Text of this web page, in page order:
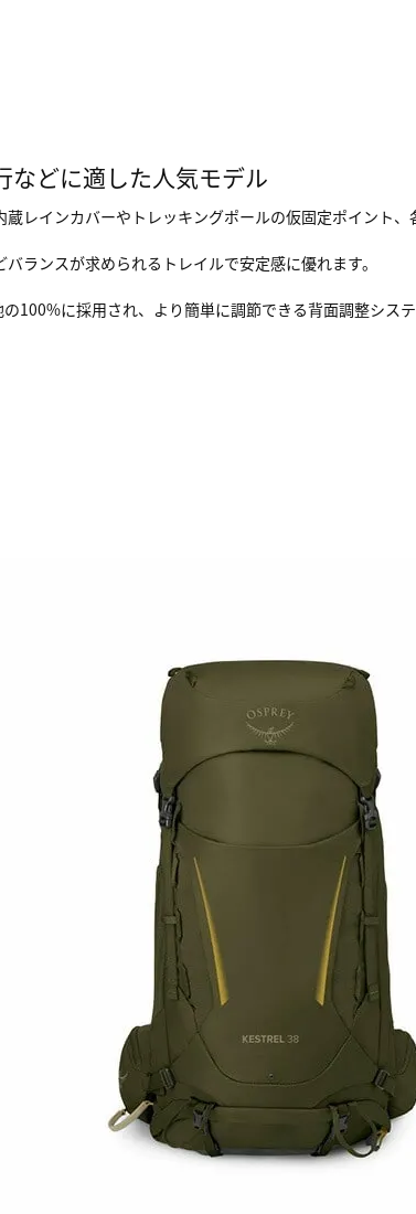
などに適した人気モデル
レインカバーやトレッキングポールの仮固定ポイント、
ランスが求められるトレイルで安定感に優れます。
100%に採用され、より簡単に調節できる背面調整システ